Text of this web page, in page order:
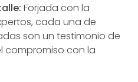
Forjada con la
cada una de
son un testimonio de
compromiso con la